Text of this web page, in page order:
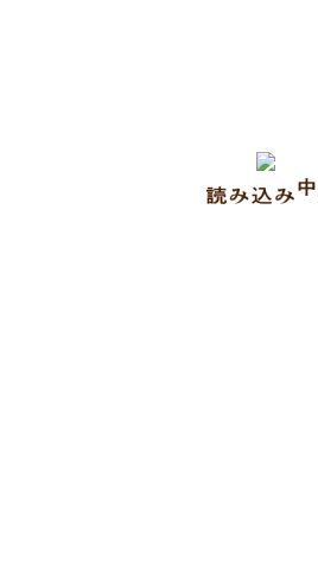
古書の買い取り
オススメ商品紹介